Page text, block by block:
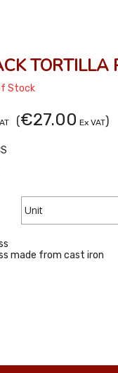
TORTILLA
Stock
(€27.00 Ex VAT)
made from cast iron